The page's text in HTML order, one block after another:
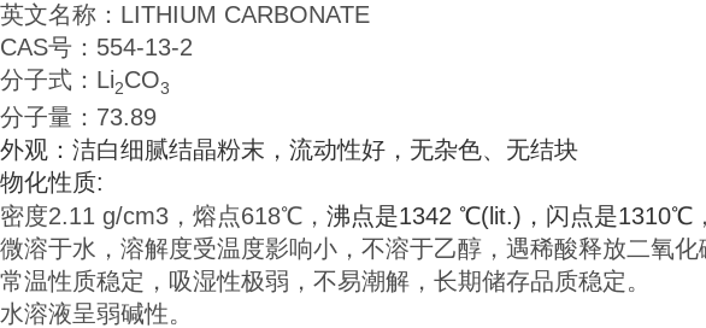
英文名称：LITHIUM CARBONATE
CAS号：554-13-2
分子式：Li2CO3
分子量：73.89
外观：洁白细腻结晶粉末，流动性好，无杂色、无结块
物化性质:
密度2.11 g/cm3，熔点618℃， 沸点是1342 ℃(lit.)，闪点是1310℃
微溶于水，溶解度受温度影响小，不溶于乙醇，遇稀酸释放二氧化
常温性质稳定，吸湿性极弱，不易潮解，长期储存品质稳定。
水溶液呈弱碱性。